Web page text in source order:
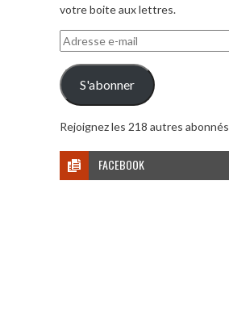
votre boite aux lettres.
Adresse
e-
mail
S'abonner
Rejoignez les 218 autres abonnés
FACEBOOK